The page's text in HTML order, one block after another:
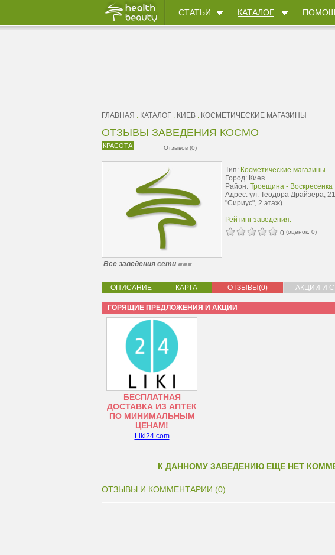
СТАТЬИ КАТАЛОГ
ГЛАВНАЯ : КАТАЛОГ : КИЕВ : КОСМЕТИЧЕСКИЕ МАГАЗИНЫ
ОТЗЫВЫ ЗАВЕДЕНИЯ КОСМО
КРАСОТА Отзывов (0)
Тип: Косметические магазины
Город: Киев
Район: Троещина - Воскресенка
Адрес: ул. Теодора Драйзера,
"Сириус", 2 этаж)
Рейтинг заведения:
0 (оценок: 0)
Все заведения сети
ОПИСАНИЕ КАРТА ОТЗЫВЫ(0) АКЦИИ И
ГОРЯЩИЕ ПРЕДЛОЖЕНИЯ И АКЦИИ
БЕСПЛАТНАЯ
ДОСТАВКА ИЗ АПТЕК
ПО МИНИМАЛЬНЫМ
ЦЕНАМ!
Liki24.com
К ДАННОМУ ЗАВЕДЕНИЮ ЕЩЕ НЕТ
ОТЗЫВЫ И КОММЕНТАРИИ (0)